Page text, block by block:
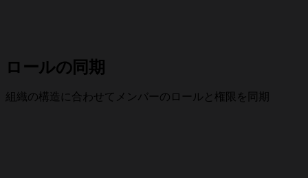
ロールの同期
組織の構造に合わせてメンバーのロールと権限を同期